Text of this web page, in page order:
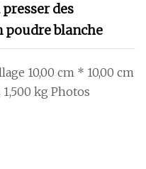
des
poudre blanche
10,00 cm * 10,00 cm
kg Photos